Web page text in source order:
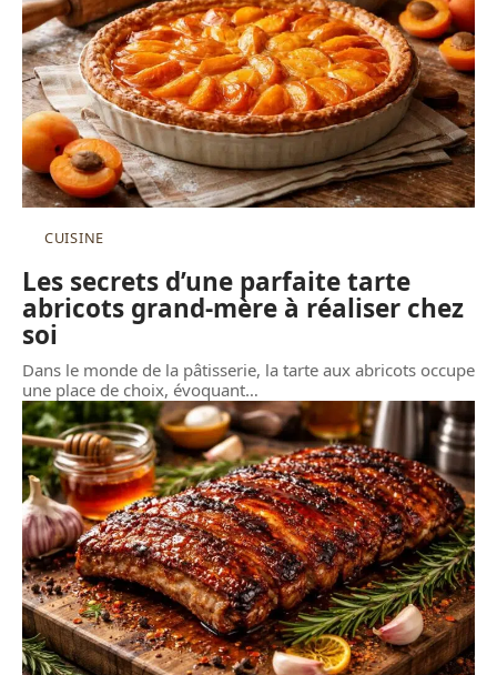
CUISINE
Les secrets d’une parfaite tarte
abricots grand-mère à réaliser chez
soi
Dans le monde de la pâtisserie, la tarte aux abricots occupe
une place de choix, évoquant…